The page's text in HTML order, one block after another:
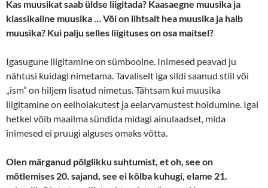
Kas muusikat saab üldse liigitada? Kaasaegne muusika ja
klassikaline muusika … Või on lihtsalt hea muusika ja halb
muusika? Kui palju selles liigituses on osa maitsel?
Igasugune liigitamine on sümboolne. Inimesed peavad ju
nähtusi kuidagi nimetama. Tavaliselt iga sildi saanud stiil või
„ism” on hiljem lisatud nimetus. Tähtsam kui muusika
liigitamine on eelhoiakutest ja eelarvamustest hoidumine. Igal
hetkel võib maailma sündida midagi ainulaadset, mida
inimesed ei pruugi alguses omaks võtta.
Olen märganud põlglikku suhtumist, et oh, see on
mõtlemises 20. sajand, see ei kõlba kuhugi, elame 21.